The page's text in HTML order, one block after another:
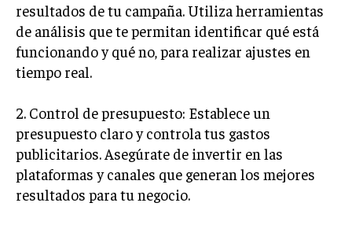
EMPRESAS Y STARTUPS TECNOLÓGICAS
GESTIÓN DE LA EXPERIENCIA DEL CLIENTE
GESTIÓN DE PROYECTOS
GESTIÓN DE OPERACIONES Y CADENA DE
SUMINISTRO
LOGÍSTICA EMPRESARIAL
resultados de tu campaña. Utiliza herramientas
de análisis que te permitan identificar qué está
funcionando y qué no, para realizar ajustes en
tiempo real.
2. Control de presupuesto: Establece un
presupuesto claro y controla tus gastos
publicitarios. Asegúrate de invertir en las
plataformas y canales que generan los mejores
resultados para tu negocio.